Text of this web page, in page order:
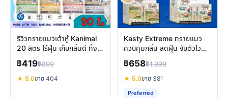
รีวิวทรายแมวเต้าหู้ Kanimal
20 ลิตร ไร้ฝุ่น เก็บกลิ่นดี ทิ้ง
ชักโครกได้
฿419฿899
★ 5.0ขาย 404
Kasty Extreme ทรายแมว
ควบคุมกลิ่น ลดฝุ่น จับตัวไว
คุ้มค่า สะอาด
฿658฿1,999
★ 5.0ขาย 381
Preferred